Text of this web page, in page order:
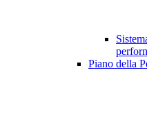
Piano della